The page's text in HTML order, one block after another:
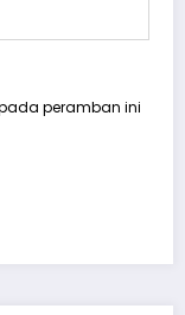
peramban ini